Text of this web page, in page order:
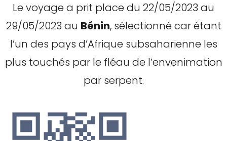
Le voyage a prit place du 22/05/2023 au
29/05/2023 au Bénin, sélectionné car étant
l’un des pays d’Afrique subsaharienne les
plus touchés par le fléau de l’envenimation
par serpent.